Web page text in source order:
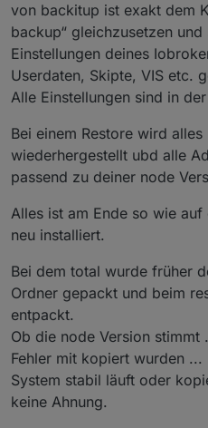
von backitup ist exakt dem
backup“ gleichzusetzen und
Einstellungen deines
Userdaten, Skipte, VIS etc.
Alle Einstellungen sind in
Bei einem Restore wird
wiederhergestellt ubd alle
passend zu deiner node
Alles ist am Ende so wie
neu installiert.
Bei dem total wurde früher
Ordner gepackt und beim
entpackt.
Ob die node Version
Fehler mit kopiert wurden
System stabil läuft oder
keine Ahnung.